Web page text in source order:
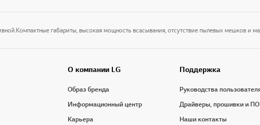
О компании LG
Образ бренда
Информационный центр
Карьера
Поддержка
Руководства
Драйверы, прошивки и ПО
Наши контакты